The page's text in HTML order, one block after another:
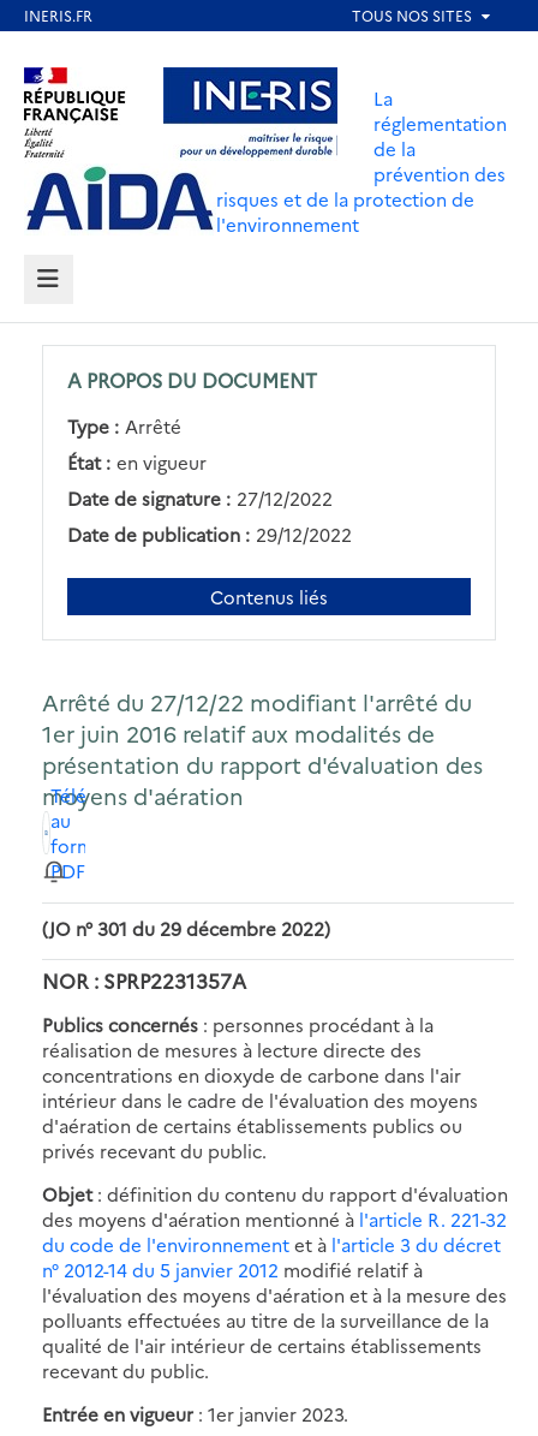
contenu
principal
Aller au contenu Aller au menu
Aller au pied de page
La
réglementation
de la
prévention des
risques et de la protection de
l'environnement
MENU
A PROPOS DU DOCUMENT
Type : Arrêté
État : en vigueur
Date de signature : 27/12/2022
Date de publication : 29/12/2022
Contenus liés
Arrêté du 27/12/22 modifiant l'arrêté du
1er juin 2016 relatif aux modalités de
présentation du rapport d'évaluation des
moyens d'aération
Télécharger
au
format
PDF
(JO n° 301 du 29 décembre 2022)
NOR : SPRP2231357A
Publics concernés : personnes procédant à la
réalisation de mesures à lecture directe des
concentrations en dioxyde de carbone dans l'air
intérieur dans le cadre de l'évaluation des moyens
d'aération de certains établissements publics ou
privés recevant du public.
Objet: définition du contenu du rapport d'évaluation
des moyens d'aération mentionné à l'article R. 221-32
du code de l'environnementet à l'article 3 du décret
n° 2012-14 du 5 janvier 2012 modifié relatif à
l'évaluation des moyens d'aération et à la mesure des
polluants effectuées au titre de la surveillance de la
qualité de l'air intérieur de certains établissements
recevant du public.
Entrée en vigueur : 1er janvier 2023.